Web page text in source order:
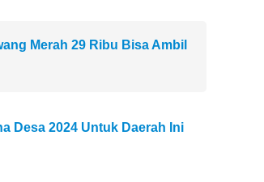
Merah 29 Ribu Bisa Ambil
Desa 2024 Untuk Daerah Ini